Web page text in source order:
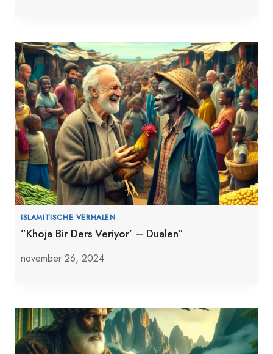
ISLAMITISCHE VERHALEN
”Khoja Bir Ders Veriyor’ – Dualen”
november 26, 2024